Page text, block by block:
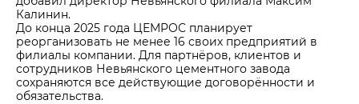
Калинин.
До конца 2025 года ЦЕМРОС планирует
реорганизовать не менее 16 своих предприятий в
филиалы компании. Для партнёров, клиентов и
сотрудников Невьянского цементного завода
сохраняются все действующие договорённости и
обязательства.